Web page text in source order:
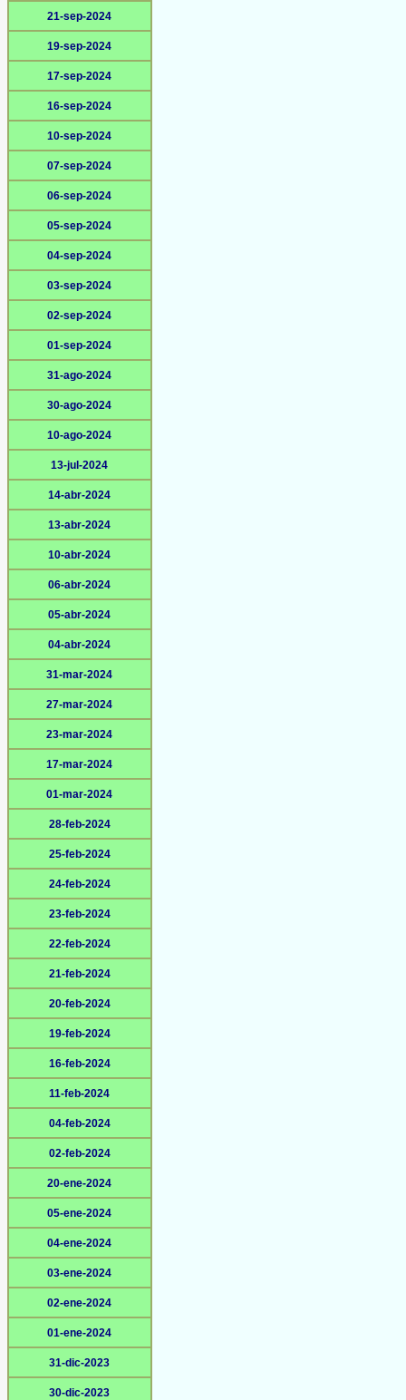
21-sep-2024
19-sep-2024
17-sep-2024
16-sep-2024
10-sep-2024
07-sep-2024
06-sep-2024
05-sep-2024
04-sep-2024
03-sep-2024
02-sep-2024
01-sep-2024
31-ago-2024
30-ago-2024
10-ago-2024
13-jul-2024
14-abr-2024
13-abr-2024
10-abr-2024
06-abr-2024
05-abr-2024
04-abr-2024
31-mar-2024
27-mar-2024
23-mar-2024
17-mar-2024
01-mar-2024
28-feb-2024
25-feb-2024
24-feb-2024
23-feb-2024
22-feb-2024
21-feb-2024
20-feb-2024
19-feb-2024
16-feb-2024
11-feb-2024
04-feb-2024
02-feb-2024
20-ene-2024
05-ene-2024
04-ene-2024
03-ene-2024
02-ene-2024
01-ene-2024
31-dic-2023
30-dic-2023